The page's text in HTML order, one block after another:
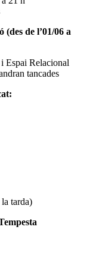
de l’01/06 a
Espai Relacional
tancades
tarda)